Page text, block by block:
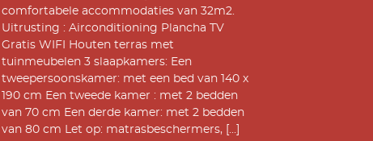
comfortabele accommodaties van 32m2.
Uitrusting : Airconditioning Plancha TV
Gratis WIFI Houten terras met
tuinmeubelen 3 slaapkamers: Een
tweepersoonskamer: met een bed van 140 x
190 cm Een tweede kamer : met 2 bedden
van 70 cm Een derde kamer: met 2 bedden
van 80 cm Let op: matrasbeschermers, […]